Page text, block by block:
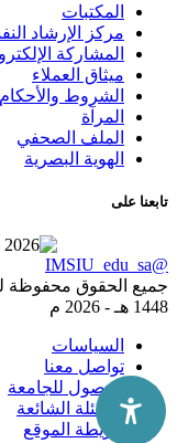
المكتبات
مركز الإرشاد
المشاركة
ميثاق العملاء
الشروط
المرآة
الملف الصحفي
الهوية البصرية
تابعنا على
@IMSIU_edu_sa
جميع الحقوق محفوظة
1448 هـ -
2026 م
السياسات
تواصل معنا
الوصول للجامعة
الاسئلة الشائعة
خريطة الموقع